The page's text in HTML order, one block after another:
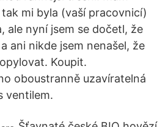
mi byla (vaší pracovnicí)
ale nyní jsem se dočetl, že
ani nikde jsem nenašel, že
Koupit.
oboustranně uzavíratelná
ventilem.